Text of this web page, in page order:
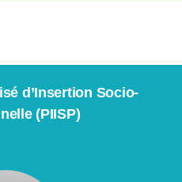
d’Insertion Socio-
(PIISP)